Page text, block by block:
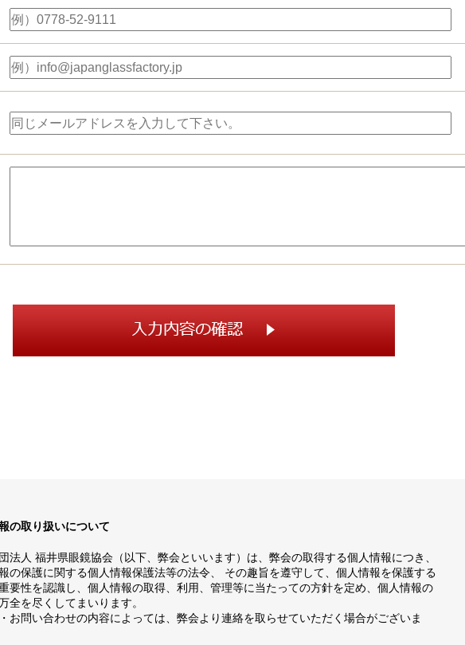
の取り扱いについて
法人 福井県眼鏡協会（以下、弊会といいます）は、弊会の取得する個人情報につき、
の保護に関する個人情報保護法等の法令、 その趣旨を遵守して、個人情報を保護する
要性を認識し、個人情報の取得、利用、管理等に当たっての方針を定め、個人情報の
全を尽くしてまいります。
お問い合わせの内容によっては、弊会より連絡を取らせていただく場合がございま